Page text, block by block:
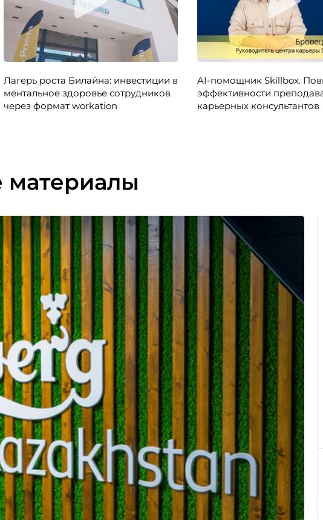
Лагерь роста Билайна: инвестиции в
ментальное здоровье сотрудников
через формат workation
AI-помощник Skillbox.
эффективности
карьерных консультантов